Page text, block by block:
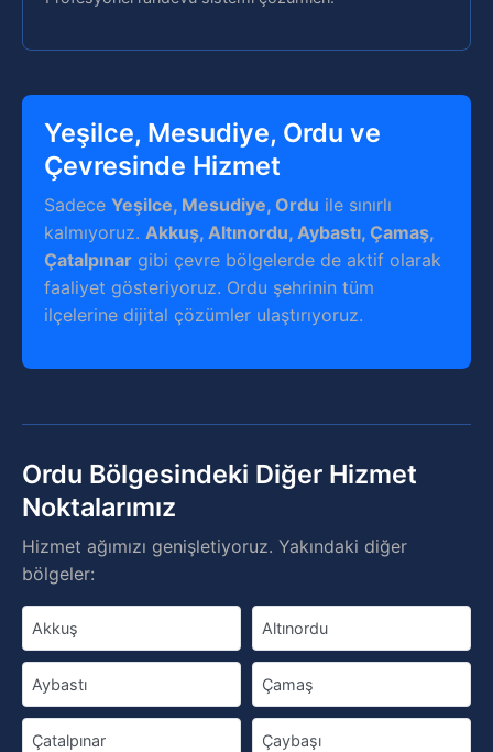
Yeşilce, Mesudiye, Ordu ve
Çevresinde Hizmet
Sadece Yeşilce, Mesudiye, Ordu ile sınırlı
kalmıyoruz. Akkuş, Altınordu, Aybastı, Çamaş,
Çatalpınar gibi çevre bölgelerde de aktif olarak
faaliyet gösteriyoruz. Ordu şehrinin tüm
ilçelerine dijital çözümler ulaştırıyoruz.
Ordu Bölgesindeki Diğer Hizmet
Noktalarımız
Hizmet ağımızı genişletiyoruz. Yakındaki diğer
bölgeler:
Akkuş Altınordu
Aybastı Çamaş
Çatalpınar Çaybaşı